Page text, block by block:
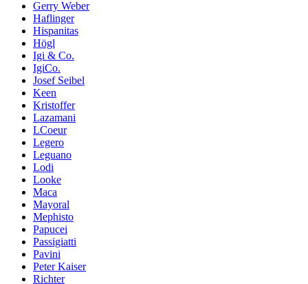
Gerry Weber
Haflinger
Hispanitas
Högl
Igi & Co.
IgiCo.
Josef Seibel
Keen
Kristoffer
Lazamani
LCoeur
Legero
Leguano
Lodi
Looke
Maca
Mayoral
Mephisto
Papucei
Passigiatti
Pavini
Peter Kaiser
Richter